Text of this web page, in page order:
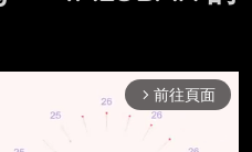
arrow_forward_ios 前往頁面